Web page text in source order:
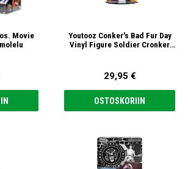
Movie
Youtooz Conker's Bad Fur Day
Vinyl Figure Soldier Cronker
29,95 €
OSTOSKORIIN